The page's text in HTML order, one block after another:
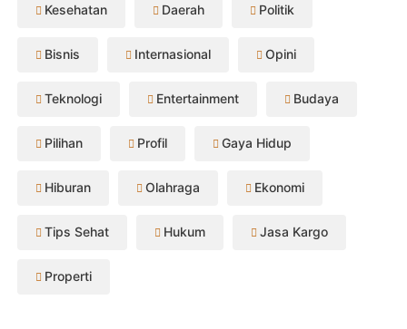
Kesehatan Daerah Politik
Bisnis Internasional Opini
Teknologi Entertainment Budaya
Pilihan Profil Gaya Hidup
Hiburan Olahraga Ekonomi
Tips Sehat Hukum Jasa Kargo
Properti